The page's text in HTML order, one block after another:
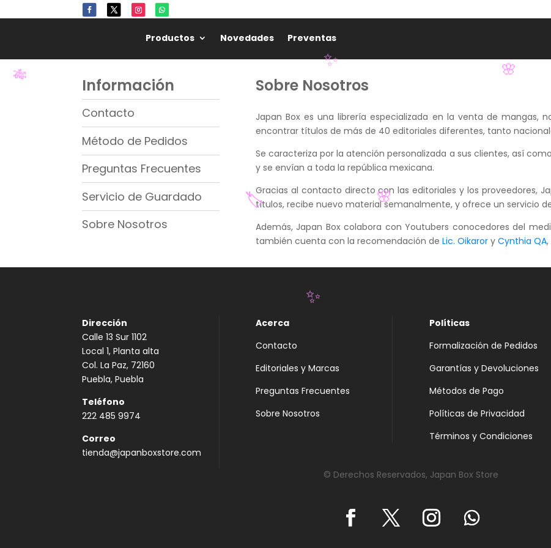
Productos Novedades Preventas
Información
Contacto
Método de Pedidos
Preguntas Frecuentes
Servicio de Guardado
Sobre Nosotros
Sobre Nosotros
Japan Box es una librería especializada en la venta de mangas,
encontrar títulos de más de 40 editoriales diferentes, tanto
Se caracteriza por la atención personalizada a sus clientes, así
y se envían a toda la república mexicana.
Gracias al contacto directo con las editoriales y los proveedores,
títulos, recibe nuevo material semanalmente, y ofrece un servicio
Además, Japan Box colabora con Youtubers conocedores del
también cuenta con la recomendación de Lic. Oikarory Cynthia QA
Dirección
Calle 13 Sur 1102
Local 1, Planta alta
Col. La Paz, 72160
Puebla, Puebla
Teléfono
222 485 9974
Correo
tienda@japanboxstore.com
Acerca
Contacto
Editoriales y Marcas
Preguntas Frecuentes
Sobre Nosotros
Políticas
Formalización de Pedidos
Garantías y Devoluciones
Métodos de Pago
Políticas de Privacidad
Términos y Condiciones
© Derechos Reservados, Japan Box Store
🌸
✨
🏷️